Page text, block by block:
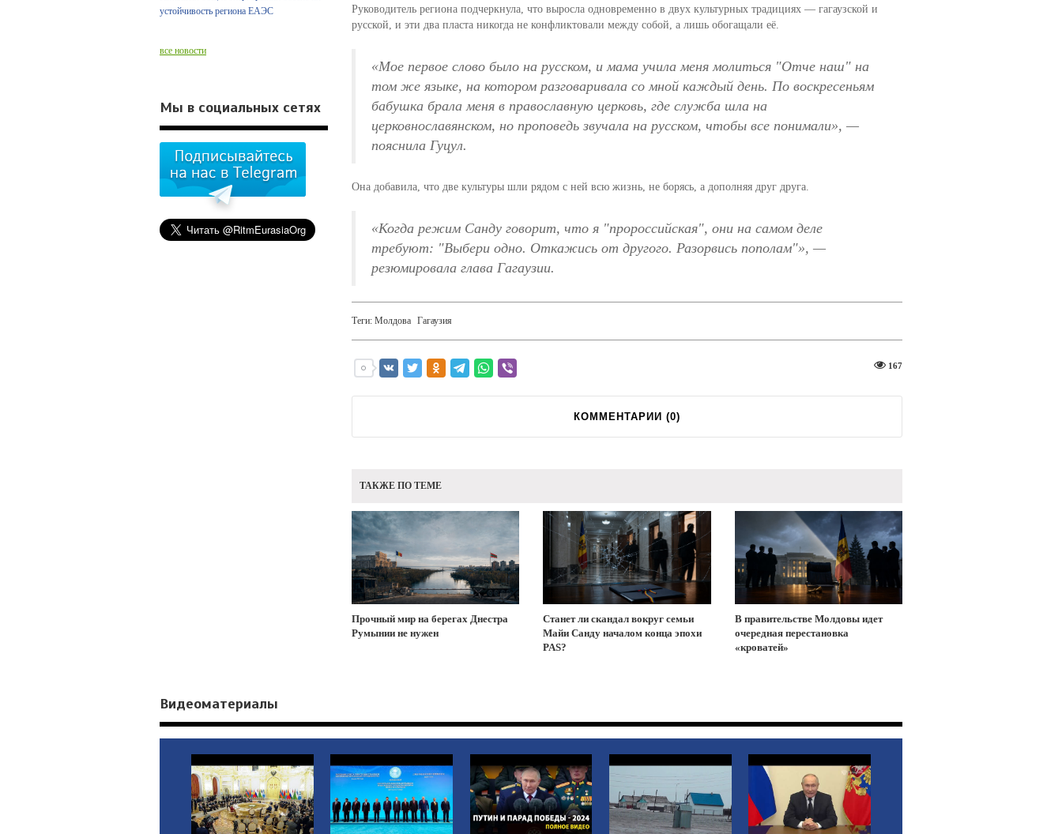
Руководитель региона подчеркнула, что выросла одновременно в двух культурных традициях — гагаузской и
русской, и эти два пласта никогда не конфликтовали между собой, а лишь обогащали её.
«Мое первое слово было на русском, и мама учила меня молиться "Отче наш" на
том же языке, на котором разговаривала со мной каждый день. По воскресеньям
бабушка брала меня в православную церковь, где служба шла на
церковнославянском, но проповедь звучала на русском, чтобы все понимали», —
пояснила Гуцул.
Она добавила, что две культуры шли рядом с ней всю жизнь, не борясь, а дополняя друг друга.
«Когда режим Санду говорит, что я "пророссийская", они на самом деле
требуют: "Выбери одно. Откажись от другого. Разорвись пополам"», —
резюмировала глава Гагаузии.
Теги: Молдова Гагаузия
167
КОММЕНТАРИИ (0)
ТАКЖЕ ПО ТЕМЕ
Прочный мир на берегах Днестра
Румынии не нужен
Станет ли скандал вокруг семьи
Майи Санду началом конца эпохи
PAS?
В правительстве Молдовы идет
очередная перестановка
«кроватей»
устойчивость региона ЕАЭС
все новости
Мы в социальных сетях
Видеоматериалы